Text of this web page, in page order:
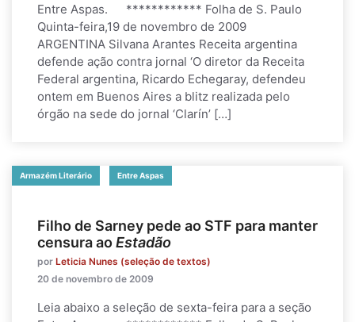
Entre Aspas. ************ Folha de S. Paulo
Quinta-feira,19 de novembro de 2009
ARGENTINA Silvana Arantes Receita argentina
defende ação contra jornal ‘O diretor da Receita
Federal argentina, Ricardo Echegaray, defendeu
ontem em Buenos Aires a blitz realizada pelo
órgão na sede do jornal ‘Clarín’ […]
Armazém Literário Entre Aspas
Filho de Sarney pede ao STF para manter
censura aoEstadão
por Leticia Nunes (seleção de textos)
20 de novembro de 2009
Leia abaixo a seleção de sexta-feira para a seção